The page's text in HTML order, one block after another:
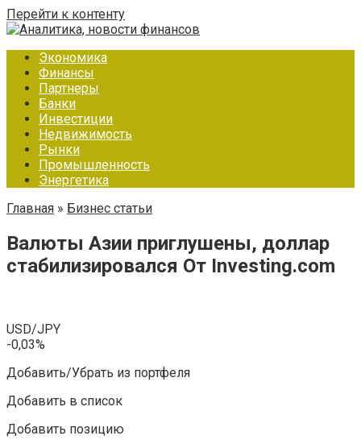
Перейти к контенту
Экономика
Финансы
Партнеры
Банки
Инвестиции
Недвижимость
Рынки
Промышленность
Энергетика
Главная » Бизнес статьи
Валюты Азии приглушены, доллар
стабилизировался От Investing.com
USD/JPY
-0,03%
Добавить/Убрать из портфеля
Добавить в список
Добавить позицию